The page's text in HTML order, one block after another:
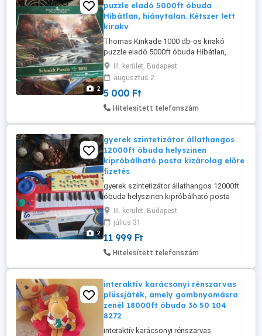
2
puzzle eladó 5000ft óbuda
Hibátlan, hiánytalan. Kétszer lett
kirakv
Thomas Kinkade 1000 db-os kirakó
puzzle eladó 5000ft óbuda Hibátlan,
hiánytalan. Kétszer lett kirakva, kirakva
15000ft az ára ömlesztve ahogyan a
képeken látható 5000ft személyesen
óbudán lakcimemen
III. kerület, Budapest
augusztus 2
5 000 Ft
Hitelesített telefonszám
2
gyerek szintetizátor állathangos
12000ft óbuda helyszinen
kipróbálható posta kizárolag előre
fizetés
gyerek szintetizátor állathangos 12000ft
óbuda helyszinen kipróbálható posta
kizárolag előre fizetés után mpl
csomagautomatába +3000ft személyes
átvétel óbudán lakcimemen 36 50 104
8272
III. kerület, Budapest
július 31
11 999 Ft
Hitelesített telefonszám
interaktív karácsonyi rénszarvas
plüssjáték, amely gombnyomásra
zenél 18000ft óbuda 36 50 104
8272
interaktív karácsonyi rénszarvas